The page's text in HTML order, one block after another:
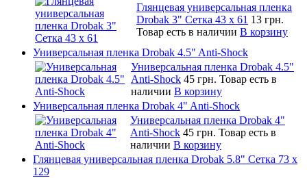
Глянцевая универсальная пленка
Drobak 3" Сетка 43 x 61 13 грн.
Товар есть в наличии В корзину
Универсальная пленка Drobak 4.5" Anti-Shock
Универсальная пленка Drobak 4.5"
Anti-Shock 45 грн. Товар есть в
наличии В корзину
Универсальная пленка Drobak 4" Anti-Shock
Универсальная пленка Drobak 4"
Anti-Shock 45 грн. Товар есть в
наличии В корзину
Глянцевая универсальная пленка Drobak 5.8" Сетка 73 x
129